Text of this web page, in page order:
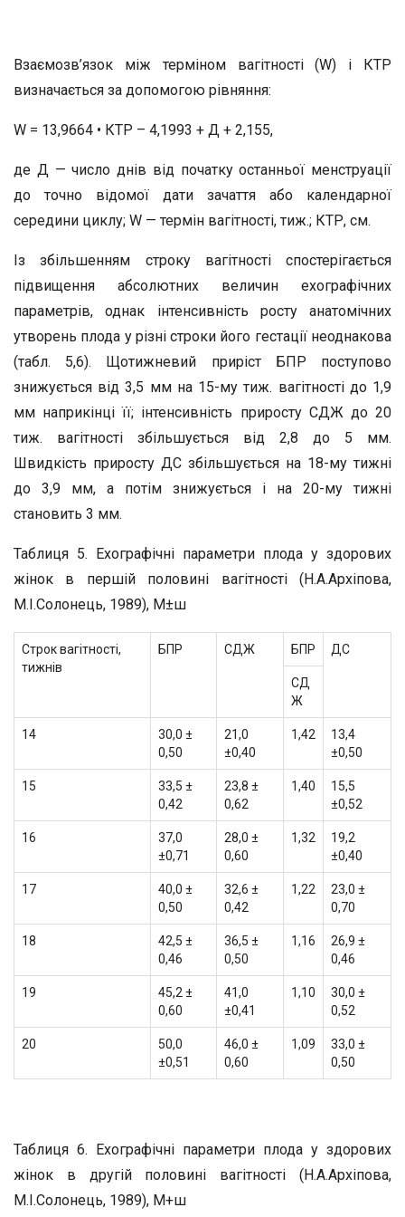
Взаємозв’язок між терміном вагітності (W) і КТР
визначається за допомогою рівняння:
W = 13,9664 • КТР – 4,1993 + Д + 2,155,
де Д — число днів від початку останньої менструації
до точно відомої дати зачаття або календарної
середини циклу; W — термін вагітності, тиж.; КТР, см.
Із збільшенням строку вагітності спостерігається
підвищення абсолютних величин ехографічних
параметрів, однак інтенсивність росту анатомічних
утворень плода у різні строки його гестації неоднакова
(табл. 5,6). Щотижневий приріст БПР поступово
знижується від 3,5 мм на 15-му тиж. вагітності до 1,9
мм наприкінці її; інтенсивність приросту СДЖ до 20
тиж. вагітності збільшується від 2,8 до 5 мм.
Швидкість приросту ДС збільшується на 18-му тижні
до 3,9 мм, а потім знижується і на 20-му тижні
становить 3 мм.
Таблиця 5. Ехографічні параметри плода у здорових
жінок в першій половині вагітності (Н.А.Архіпова,
М.І.Солонець, 1989), М±ш
Строк вагітності,
тижнів
БПР СДЖ БПР ДС
СД
Ж
14
30,0 ±
0,50
21,0
±0,40
1,42
13,4
±0,50
15
33,5 ±
0,42
23,8 ±
0,62
1,40
15,5
±0,52
16
37,0
±0,71
28,0 ±
0,60
1,32
19,2
±0,40
17
40,0 ±
0,50
32,6 ±
0,42
1,22
23,0 ±
0,70
18
42,5 ±
0,46
36,5 ±
0,50
1,16
26,9 ±
0,46
19
45,2 ±
0,60
41,0
±0,41
1,10
30,0 ±
0,52
20
50,0
±0,51
46,0 ±
0,60
1,09
33,0 ±
0,50
Таблиця 6. Ехографічні параметри плода у здорових
жінок в другій половині вагітності (Н.А.Архіпова,
М.І.Солонець, 1989), М+ш